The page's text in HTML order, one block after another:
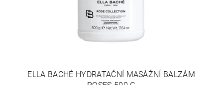
ELLA BACHÉ HYDRATAČNÍ MASÁŽNÍ BALZÁM